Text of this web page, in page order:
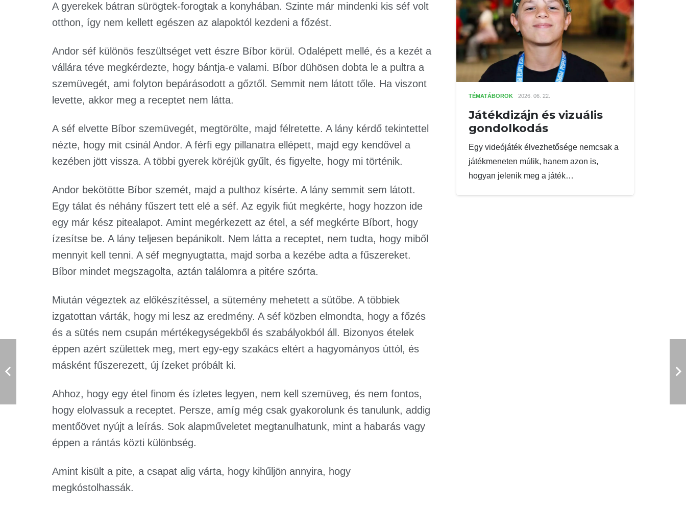
A gyerekek bátran sürögtek-forogtak a konyhában. Szinte már mindenki kis séf volt
otthon, így nem kellett egészen az alapoktól kezdeni a főzést.
Andor séf különös feszültséget vett észre Bíbor körül. Odalépett mellé, és a kezét a
vállára téve megkérdezte, hogy bántja-e valami. Bíbor dühösen dobta le a pultra a
szemüvegét, ami folyton bepárásodott a gőztől. Semmit nem látott tőle. Ha viszont
levette, akkor meg a receptet nem látta.
A séf elvette Bíbor szemüvegét, megtörölte, majd félretette. A lány kérdő tekintettel
nézte, hogy mit csinál Andor. A férfi egy pillanatra ellépett, majd egy kendővel a
kezében jött vissza. A többi gyerek köréjük gyűlt, és figyelte, hogy mi történik.
Andor bekötötte Bíbor szemét, majd a pulthoz kísérte. A lány semmit sem látott.
Egy tálat és néhány fűszert tett elé a séf. Az egyik fiút megkérte, hogy hozzon ide
egy már kész pitealapot. Amint megérkezett az étel, a séf megkérte Bíbort, hogy
ízesítse be. A lány teljesen bepánikolt. Nem látta a receptet, nem tudta, hogy miből
mennyit kell tenni. A séf megnyugtatta, majd sorba a kezébe adta a fűszereket.
Bíbor mindet megszagolta, aztán találomra a pitére szórta.
Miután végeztek az előkészítéssel, a sütemény mehetett a sütőbe. A többiek
izgatottan várták, hogy mi lesz az eredmény. A séf közben elmondta, hogy a főzés
és a sütés nem csupán mértékegységekből és szabályokból áll. Bizonyos ételek
éppen azért születtek meg, mert egy-egy szakács eltért a hagyományos úttól, és
másként fűszerezett, új ízeket próbált ki.
Ahhoz, hogy egy étel finom és ízletes legyen, nem kell szemüveg, és nem fontos,
hogy elolvassuk a receptet. Persze, amíg még csak gyakorolunk és tanulunk, addig
mentőövet nyújt a leírás. Sok alapműveletet megtanulhatunk, mint a habarás vagy
éppen a rántás közti különbség.
Amint kisült a pite, a csapat alig várta, hogy kihűljön annyira, hogy
megkóstolhassák.
TÉMATÁBOROK 2026. 06. 22.
Játékdizájn és vizuális
gondolkodás
Egy videójáték élvezhetősége nemcsak a
játékmeneten múlik, hanem azon is,
hogyan jelenik meg a játék…